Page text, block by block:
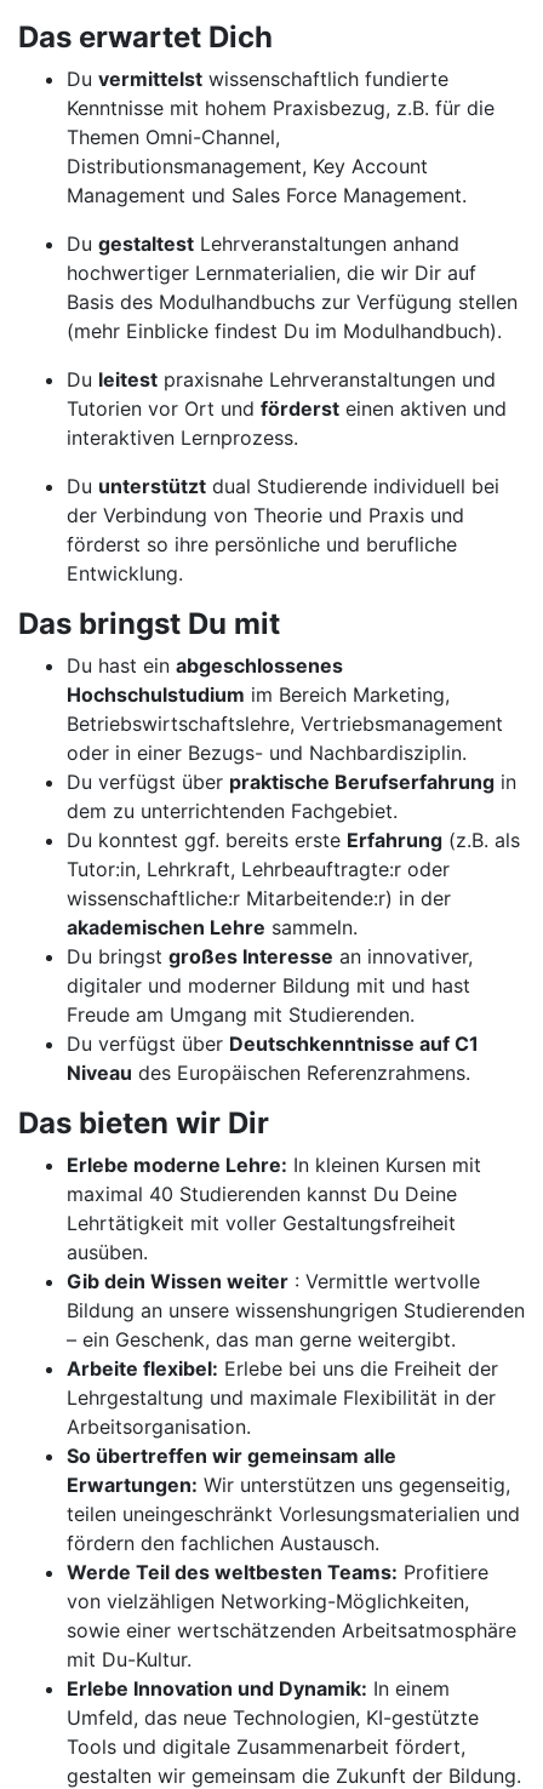
Das erwartet Dich
Du vermittelst wissenschaftlich fundierte
Kenntnisse mit hohem Praxisbezug, z.B. für die
Themen Omni-Channel,
Distributionsmanagement, Key Account
Management und Sales Force Management.
Du gestaltest Lehrveranstaltungen anhand
hochwertiger Lernmaterialien, die wir Dir auf
Basis des Modulhandbuchs zur Verfügung stellen
(mehr Einblicke findest Du im Modulhandbuch).
Du leitest praxisnahe Lehrveranstaltungen und
Tutorien vor Ort und förderst einen aktiven und
interaktiven Lernprozess.
Du unterstützt dual Studierende individuell bei
der Verbindung von Theorie und Praxis und
förderst so ihre persönliche und berufliche
Entwicklung.
Das bringst Du mit
Du hast ein abgeschlossenes
Hochschulstudium im Bereich Marketing,
Betriebswirtschaftslehre, Vertriebsmanagement
oder in einer Bezugs- und Nachbardisziplin.
Du verfügst über praktische Berufserfahrung in
dem zu unterrichtenden Fachgebiet.
Du konntest ggf. bereits erste Erfahrung (z.B. als
Tutor:in, Lehrkraft, Lehrbeauftragte:r oder
wissenschaftliche:r Mitarbeitende:r) in der
akademischen Lehre sammeln.
Du bringst großes Interesse an innovativer,
digitaler und moderner Bildung mit und hast
Freude am Umgang mit Studierenden.
Du verfügst über Deutschkenntnisse auf C1
Niveau des Europäischen Referenzrahmens.
Das bieten wir Dir
Erlebe moderne Lehre: In kleinen Kursen mit
maximal 40 Studierenden kannst Du Deine
Lehrtätigkeit mit voller Gestaltungsfreiheit
ausüben.
Gib dein Wissen weiter : Vermittle wertvolle
Bildung an unsere wissenshungrigen Studierenden
– ein Geschenk, das man gerne weitergibt.
Arbeite flexibel: Erlebe bei uns die Freiheit der
Lehrgestaltung und maximale Flexibilität in der
Arbeitsorganisation.
So übertreffen wir gemeinsam alle
Erwartungen: Wir unterstützen uns gegenseitig,
teilen uneingeschränkt Vorlesungsmaterialien und
fördern den fachlichen Austausch.
Werde Teil des weltbesten Teams: Profitiere
von vielzähligen Networking-Möglichkeiten,
sowie einer wertschätzenden Arbeitsatmosphäre
mit Du-Kultur.
Erlebe Innovation und Dynamik: In einem
Umfeld, das neue Technologien, KI-gestützte
Tools und digitale Zusammenarbeit fördert,
gestalten wir gemeinsam die Zukunft der Bildung.